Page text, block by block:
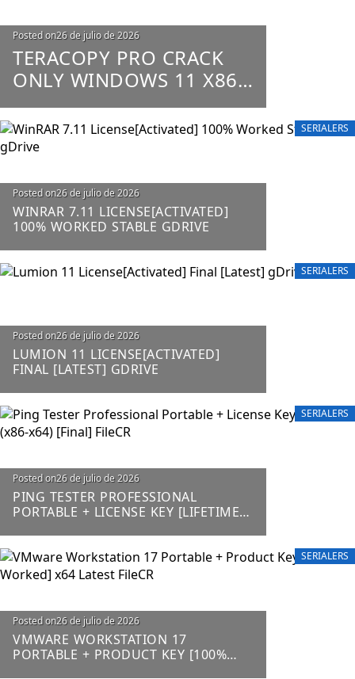
Posted on26 de julio de 2026
TERACOPY PRO CRACK
ONLY WINDOWS 11 X86-
X64 100% WORKED
UNLIMITED
SERIALERS
Posted on26 de julio de 2026
WINRAR 7.11 LICENSE[ACTIVATED]
100% WORKED STABLE GDRIVE
SERIALERS
Posted on26 de julio de 2026
LUMION 11 LICENSE[ACTIVATED]
FINAL [LATEST] GDRIVE
SERIALERS
Posted on26 de julio de 2026
PING TESTER PROFESSIONAL
PORTABLE + LICENSE KEY [LIFETIME]
SERIALERS
Posted on26 de julio de 2026
VMWARE WORKSTATION 17
PORTABLE + PRODUCT KEY [100%